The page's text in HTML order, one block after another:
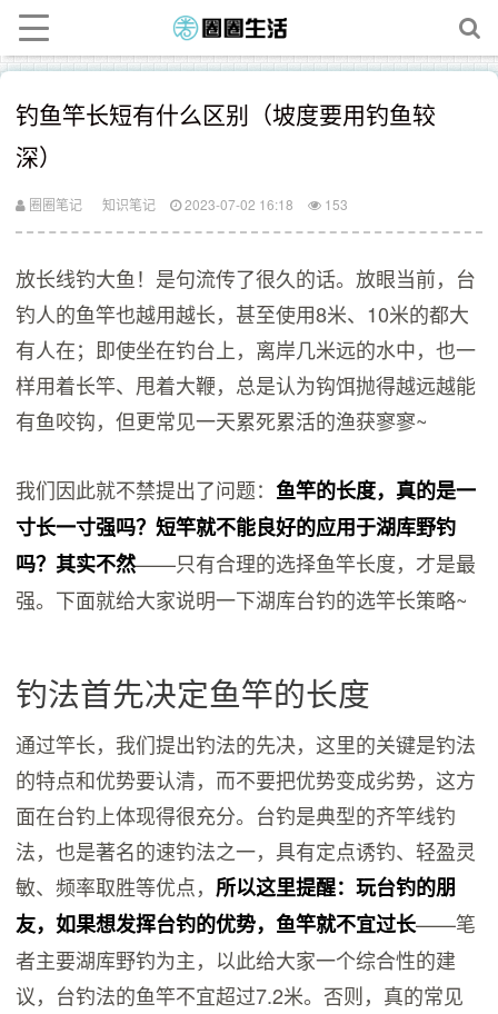
钓鱼竿长短有什么区别（坡度要用钓鱼较
深）
圈圈笔记 知识笔记 2023-07-02 16:18 153
放长线钓大鱼！是句流传了很久的话。放眼当前，台
钓人的鱼竿也越用越长，甚至使用8米、10米的都大
有人在；即使坐在钓台上，离岸几米远的水中，也一
样用着长竿、甩着大鞭，总是认为钩饵抛得越远越能
有鱼咬钩，但更常见一天累死累活的渔获寥寥~
我们因此就不禁提出了问题： 鱼竿的长度，真的是一
寸长一寸强吗？短竿就不能良好的应用于湖库野钓
吗？其实不然——只有合理的选择鱼竿长度，才是最
强。下面就给大家说明一下湖库台钓的选竿长策略~
钓法首先决定鱼竿的长度
通过竿长，我们提出钓法的先决，这里的关键是钓法
的特点和优势要认清，而不要把优势变成劣势，这方
面在台钓上体现得很充分。台钓是典型的齐竿线钓
法，也是著名的速钓法之一，具有定点诱钓、轻盈灵
敏、频率取胜等优点， 所以这里提醒：玩台钓的朋
友，如果想发挥台钓的优势，鱼竿就不宜过长——笔
者主要湖库野钓为主，以此给大家一个综合性的建
议，台钓法的鱼竿不宜超过7.2米。否则，真的常见